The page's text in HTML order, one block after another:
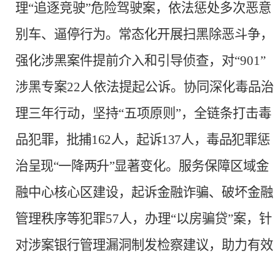
理“追逐竞驶”危险驾驶案，依法惩处多次恶意
别车、逼停行为。常态化开展扫黑除恶斗争，
强化涉黑案件提前介入和引导侦查，对“901”
涉黑专案22人依法提起公诉。协同深化毒品治
理三年行动，坚持“五项原则”，全链条打击毒
品犯罪，批捕162人，起诉137人，毒品犯罪惩
治呈现“一降两升”显著变化。服务保障区域金
融中心核心区建设，起诉金融诈骗、破坏金融
管理秩序等犯罪57人，办理“以房骗贷”案，针
对涉案银行管理漏洞制发检察建议，助力有效